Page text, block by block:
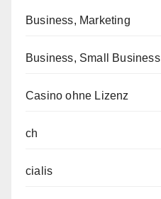
Business, Marketing
Business, Small Business
Casino ohne Lizenz
ch
cialis